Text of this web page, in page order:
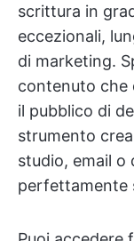
scrittura in
eccezionali,
di marketing.
contenuto che
il pubblico di
strumento
studio, email
perfettamente